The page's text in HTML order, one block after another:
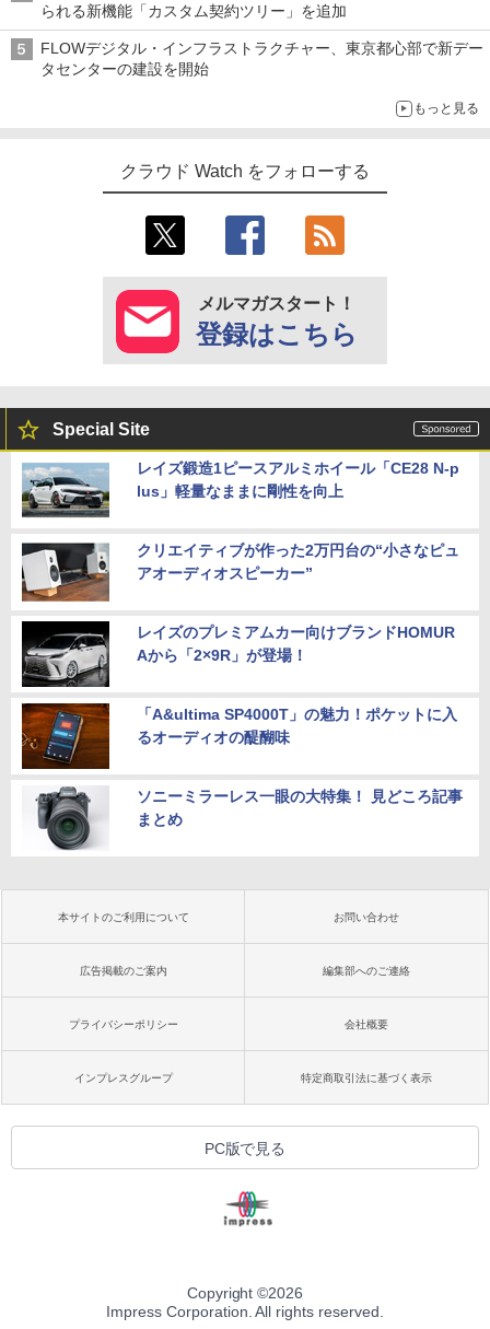
られる新機能「カスタム契約ツリー」を追加
FLOWデジタル・インフラストラクチャー、東京都心部で新デー
タセンターの建設を開始
もっと見る
クラウド Watch をフォローする
メルマガスタート！
登録はこちら
Special Site
レイズ鍛造1ピースアルミホイール「CE28 N-p
lus」軽量なままに剛性を向上
クリエイティブが作った2万円台の“小さなピュ
アオーディオスピーカー”
レイズのプレミアムカー向けブランドHOMUR
Aから「2×9R」が登場！
「A&ultima SP4000T」の魅力！ポケットに入
るオーディオの醍醐味
ソニーミラーレス一眼の大特集！ 見どころ記事
まとめ
本サイトのご利用について お問い合わせ
広告掲載のご案内 編集部へのご連絡
プライバシーポリシー 会社概要
インプレスグループ 特定商取引法に基づく表示
PC版で見る
Copyright ©2026
Impress Corporation. All rights reserved.